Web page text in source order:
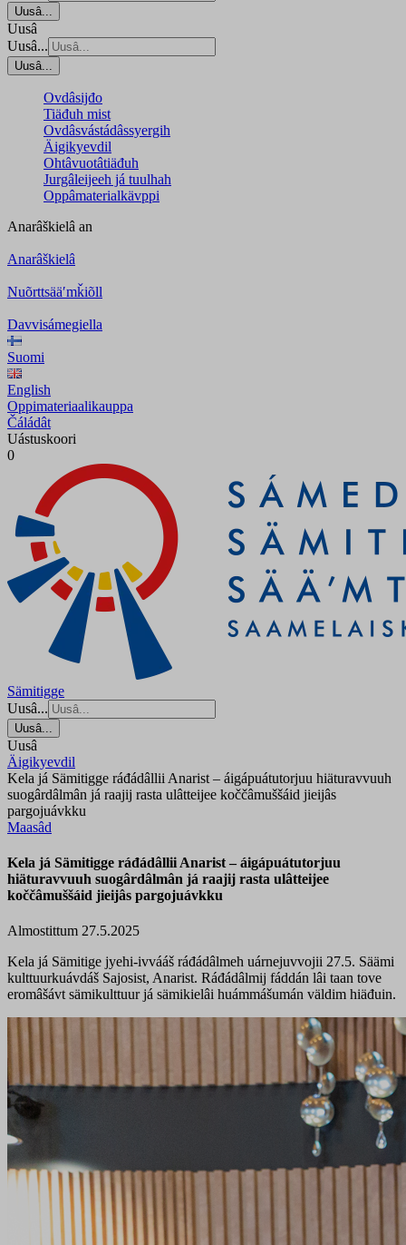
Uusâ...
Uusâ
Uusâ...
Uusâ...
Ovdâsijđo
Tiäđuh mist
Ovdâsvástádâssyergih
Äigikyevdil
Ohtâvuotâtiäđuh
Jurgâleijeeh já tuulhah
Oppâmaterialkävppi
Anarâškielâ an
Anarâškielâ
Nuõrttsääʹmǩiõll
Davvisámegiella
Suomi
English
Oppimateriaalikauppa
Čáládât
Uástuskoori
0
Sämitigge
Uusâ...
Uusâ...
Uusâ
Äigikyevdil
Kela já Sämitigge ráđádâllii Anarist – áigápuátutorjuu hiäturavvuuh
suogârdâlmân já raajij rasta ulâtteijee koččâmuššáid jieijâs
pargojuávkku
Maasâd
Kela já Sämitigge ráđádâllii Anarist – áigápuátutorjuu
hiäturavvuuh suogârdâlmân já raajij rasta ulâtteijee
koččâmuššáid jieijâs pargojuávkku
Almostittum 27.5.2025
Kela já Sämitige jyehi-ivvááš ráđádâlmeh uárnejuvvojii 27.5. Säämi
kulttuurkuávdáš Sajosist, Anarist. Ráđádâlmij fáddán lâi taan tove
eromâšávt sämikulttuur já sämikielâi huámmášumán väldim hiäđuin.